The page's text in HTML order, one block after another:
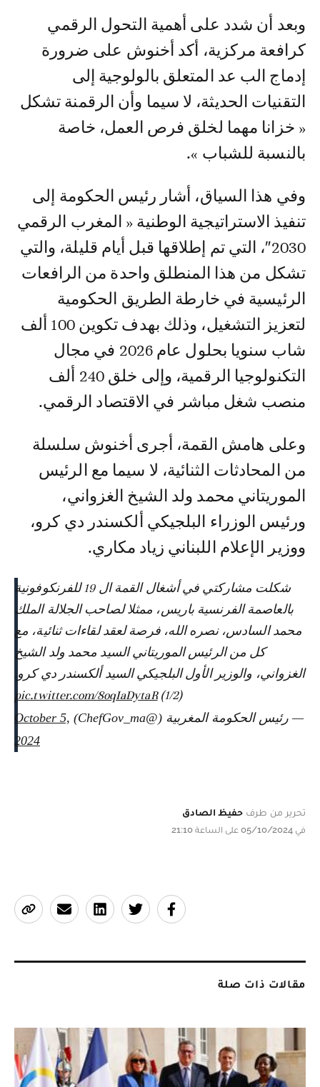
وبعد أن شدد على أهمية التحول الرقمي
كرافعة مركزية، أكد أخنوش على ضرورة
إدماج الب عد المتعلق بالولوجية إلى
التقنيات الحديثة، لا سيما وأن الرقمنة تشكل
« خزانا مهما لخلق فرص العمل، خاصة
بالنسبة للشباب ».
وفي هذا السياق، أشار رئيس الحكومة إلى
تنفيذ الاستراتيجية الوطنية « المغرب الرقمي
2030″، التي تم إطلاقها قبل أيام قليلة، والتي
تشكل من هذا المنطلق واحدة من الرافعات
الرئيسية في خارطة الطريق الحكومية
لتعزيز التشغيل، وذلك بهدف تكوين 100 ألف
شاب سنويا بحلول عام 2026 في مجال
التكنولوجيا الرقمية، وإلى خلق 240 ألف
منصب شغل مباشر في الاقتصاد الرقمي.
وعلى هامش القمة، أجرى أخنوش سلسلة
من المحادثات الثنائية، لا سيما مع الرئيس
الموريتاني محمد ولد الشيخ الغزواني،
ورئيس الوزراء البلجيكي ألكسندر دي كرو،
ووزير الإعلام اللبناني زياد مكاري.
شكلت مشاركتي في أشغال القمة ال 19 للفرنكوفونية
بالعاصمة الفرنسية باريس، ممثلا لصاحب الجلالة الملك
محمد السادس، نصره الله، فرصة لعقد لقاءات ثنائية، مع
كل من الرئيس الموريتاني السيد محمد ولد الشيخ
الغزواني، والوزير الأول البلجيكي السيد ألكسندر دي كرو.
(1/2)
pic.twitter.com/8oqIaDytaR
— رئيس الحكومة المغربية (@ChefGov_ma)
October 5,
2024
تحرير من طرف حفيظ الصادق
في 05/10/2024 على الساعة 21:10
مقالات ذات صلة